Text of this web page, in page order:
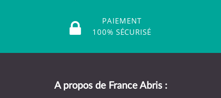
PAIEMENT
100% SÉCURISÉ
A propos de France Abris :